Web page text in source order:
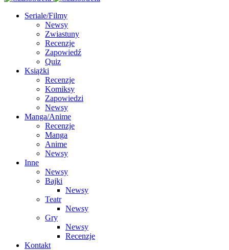
Seriale/Filmy
Newsy
Zwiastuny
Recenzje
Zapowiedź
Quiz
Książki
Recenzje
Komiksy
Zapowiedzi
Newsy
Manga/Anime
Recenzje
Manga
Anime
Newsy
Inne
Newsy
Bajki
Newsy
Teatr
Newsy
Gry
Newsy
Recenzje
Kontakt